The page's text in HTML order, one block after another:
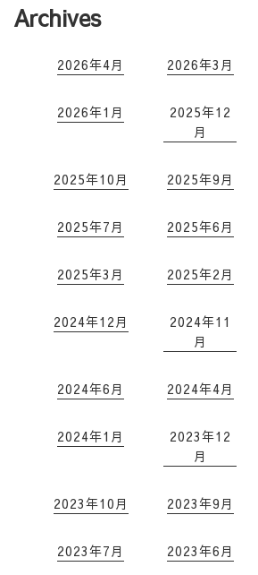
Archives
2026年4月 2026年3月
2026年1月
2025年12
月
2025年10月 2025年9月
2025年7月 2025年6月
2025年3月 2025年2月
2024年12月
2024年11
月
2024年6月 2024年4月
2024年1月
2023年12
月
2023年10月 2023年9月
2023年7月 2023年6月